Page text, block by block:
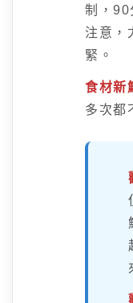
制，90
注意，
緊。
食材新
多次都